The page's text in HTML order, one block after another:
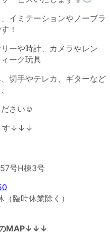
イミテーションやノーブラ
！
ーや時計、カメラやレン
ーク玩具
切手やテレカ、ギターなど
ださい☺
す↓↓↓
号H棟3号
臨時休業除く）
のMAP↓↓↓